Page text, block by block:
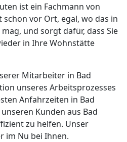
ist ein Fachmann von
schon vor Ort, egal, wo das in
und sorgt dafür, dass Sie
in Ihre Wohnstätte
Mitarbeiter in Bad
unseres Arbeitsprozesses
Anfahrzeiten in Bad
Kunden aus Bad
zu helfen. Unser
im Nu bei Ihnen.